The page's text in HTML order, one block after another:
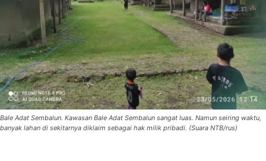
Bale Adat Sembalun. Kawasan Bale Adat Sembalun sangat luas. Namun seiring waktu,
banyak lahan di sekitarnya diklaim sebagai hak milik pribadi. (Suara NTB/rus)